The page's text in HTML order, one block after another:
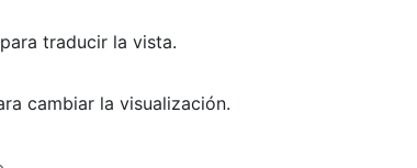
traducir la vista.
cambiar la visualización.